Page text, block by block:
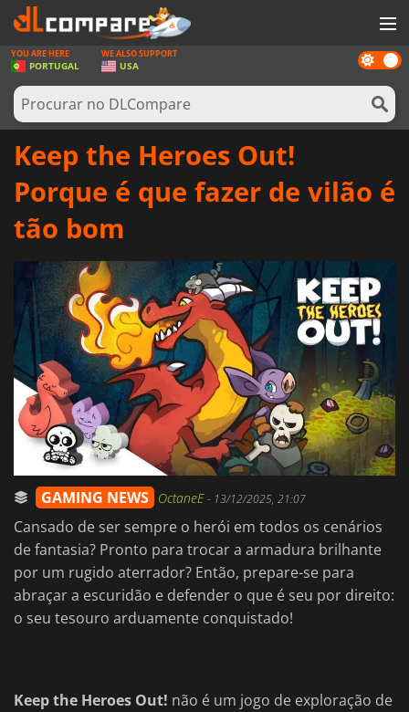
JOGOS
GAME CARDS
SOFTWARE
REWARDS
HARDWARE
ENTRAR OU REGISTAR
Dark
mode
YOU ARE HERE
PORTUGAL
WE ALSO SUPPORT
USA
Keep the Heroes Out!
Porque é que fazer de vilão é
tão bom
GAMING NEWS OctaneE- 13/12/2025, 21:07
Cansado de ser sempre o herói em todos os cenários
de fantasia? Pronto para trocar a armadura brilhante
por um rugido aterrador? Então, prepare-se para
abraçar a escuridão e defender o que é seu por direito:
o seu tesouro arduamente conquistado!
Keep the Heroes Out! não é um jogo de exploração de